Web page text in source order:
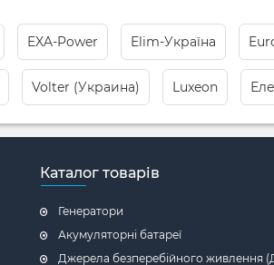
EXA-Power Elim-Україна
Volter (Украина) Luxeon
Каталог товарів
Генератори
Акумуляторні батареї
Джерела безперебійного живлення